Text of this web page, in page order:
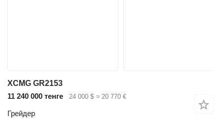
XCMG GR2153
11 240 000 тенге
24 000 $ ≈ 20 770 €
Грейдер